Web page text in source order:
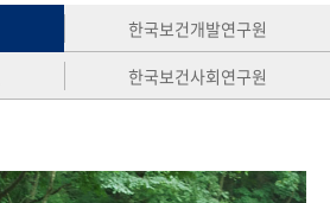
는 연구 역사
연구자들
한국보건개발연구원
한국보건사회연구원